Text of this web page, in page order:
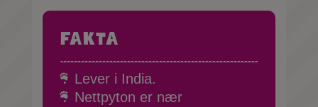
Fakta
Lever i India.
Nettpyton er nær